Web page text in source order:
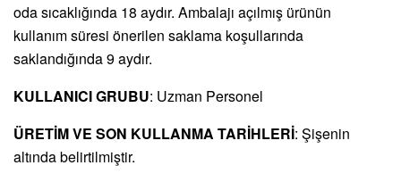
oda sıcaklığında 18 aydır. Ambalajı açılmış ürünün
kullanım süresi önerilen saklama koşullarında
saklandığında 9 aydır.
KULLANICI GRUBU: Uzman Personel
ÜRETİM VE SON KULLANMA TARİHLERİ: Şişenin
altında belirtilmiştir.